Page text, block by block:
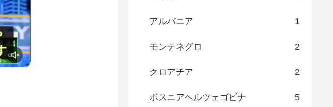
アルバニア 1
モンテネグロ 2
クロアチア 2
ボスニアヘルツェゴビナ 5